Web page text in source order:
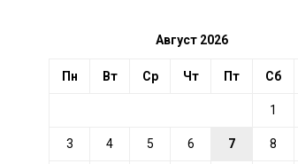
Август 2026
Пн Вт Ср Чт Пт Сб
1
3 4 5 6 7 8